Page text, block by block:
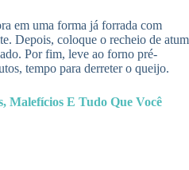
em uma forma já forrada com
Depois, coloque o recheio de atum
Por fim, leve ao forno pré-
tempo para derreter o queijo.
Malefícios E Tudo Que Você